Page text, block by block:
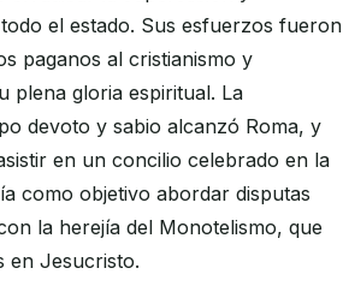
el estado. Sus esfuerzos fueron
paganos al cristianismo y
plena gloria espiritual. La
devoto y sabio alcanzó Roma, y
en un concilio celebrado en la
como objetivo abordar disputas
la herejía del Monotelismo, que
en Jesucristo.